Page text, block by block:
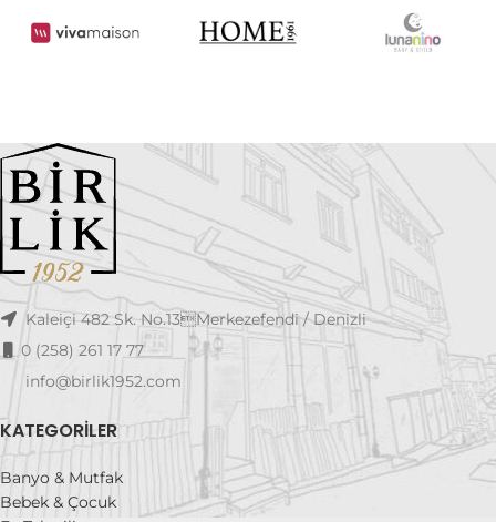
Kaleiçi 482 Sk. No.13Merkezefendi / Denizli
0 (258) 261 17 77
info@birlik1952.com
KATEGORILER
Banyo & Mutfak
Bebek & Çocuk